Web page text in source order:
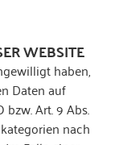
WEBSITE
haben,
Daten auf
bzw. Art. 9 Abs.
nach